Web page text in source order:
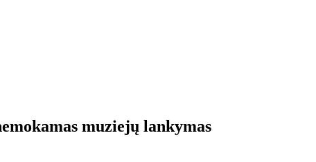
muziejų lankymas